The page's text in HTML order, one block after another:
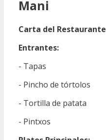
Mani
Carta del Restaurante
Entrantes:
- Tapas
- Pincho de tórtolos
- Tortilla de patata
- Pintxos